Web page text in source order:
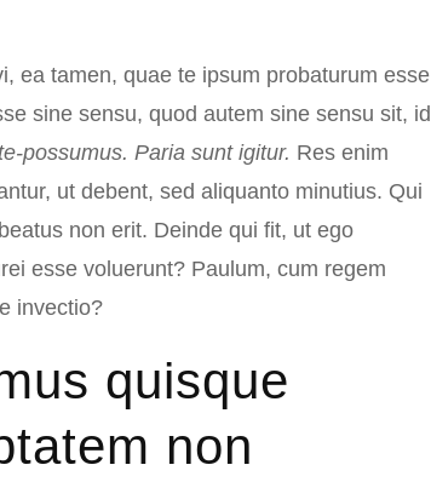
ea tamen, quae te ipsum probaturum esse
sine sensu, quod autem sine sensu sit, id
possumus. Paria sunt igitur. Res enim
ut debent, sed aliquanto minutius. Qui
non erit. Deinde qui fit, ut ego
esse voluerunt? Paulum, cum regem
invectio?
quisque
non